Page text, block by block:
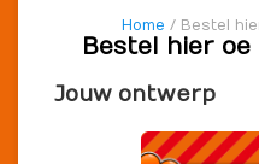
Home / Bestel
Bestel hier oe
Jouw ontwerp